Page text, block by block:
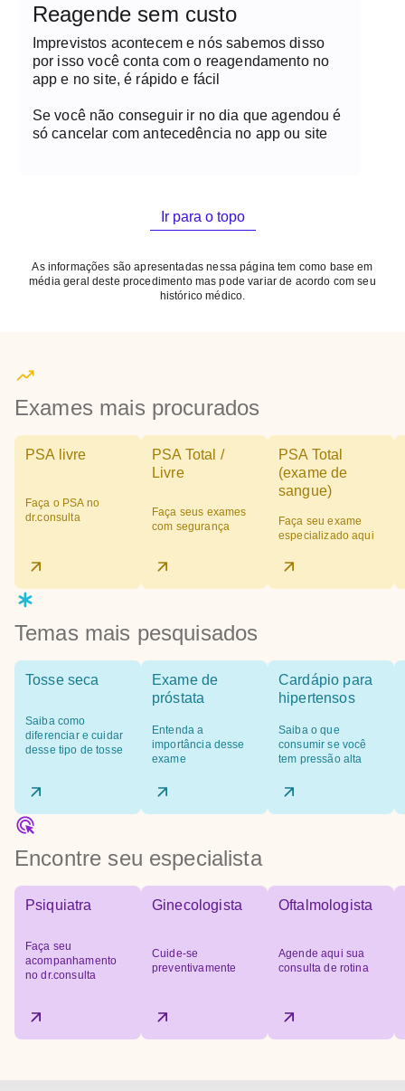
Reagende sem custo
Imprevistos acontecem e nós sabemos disso
por isso você conta com o reagendamento no
app e no site, é rápido e fácil
Se você não conseguir ir no dia que agendou é
só cancelar com antecedência no app ou site
Ir para o topo
As informações são apresentadas nessa página tem como base em
média geral deste procedimento mas pode variar de acordo com seu
histórico médico.
Exames mais procurados
PSA livre
Faça o PSA no
dr.consulta
PSA Total /
Livre
Faça seus exames
com segurança
PSA Total
(exame de
sangue)
Faça seu exame
especializado aqui
Temas mais pesquisados
Tosse seca
Saiba como
diferenciar e cuidar
desse tipo de tosse
Exame de
próstata
Entenda a
importância desse
exame
Cardápio para
hipertensos
Saiba o que
consumir se você
tem pressão alta
Encontre seu especialista
Psiquiatra
Faça seu
acompanhamento
no dr.consulta
Ginecologista
Cuide-se
preventivamente
Oftalmologista
Agende aqui sua
consulta de rotina